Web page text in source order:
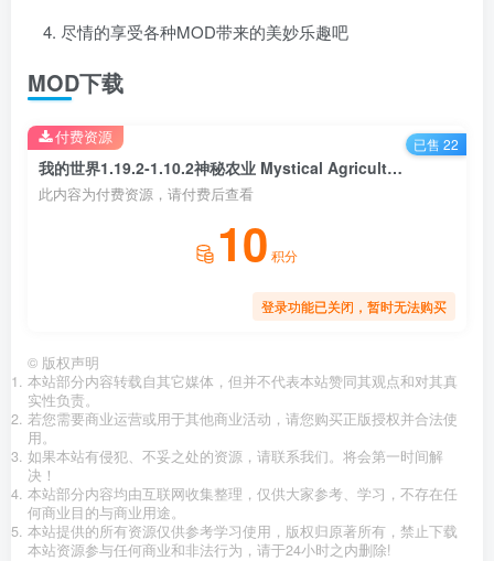
尽情的享受各种MOD带来的美妙乐趣吧
MOD下载
我的世界1.19.2-1.10.2神秘农业 Mystical Agriculture Mod
此内容为付费资源，请付费后查看
10 积分
登录功能已关闭，暂时无法购买
付费资源 已售 22
© 版权声明
本站部分内容转载自其它媒体，但并不代表本站赞同其观点和对其真
实性负责。
若您需要商业运营或用于其他商业活动，请您购买正版授权并合法使
用。
如果本站有侵犯、不妥之处的资源，请联系我们。将会第一时间解
决！
本站部分内容均由互联网收集整理，仅供大家参考、学习，不存在任
何商业目的与商业用途。
本站提供的所有资源仅供参考学习使用，版权归原著所有，禁止下载
本站资源参与任何商业和非法行为，请于24小时之内删除!